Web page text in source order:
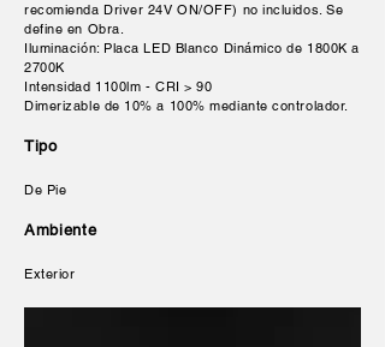
recomienda Driver 24V ON/OFF) no incluidos.Se
define en Obra.
Iluminación: Placa LED Blanco Dinámico de 1800K a
2700K
Intensidad 1100lm - CRI > 90
Dimerizable de 10% a 100% mediante controlador.
Tipo
De Pie
Ambiente
Exterior